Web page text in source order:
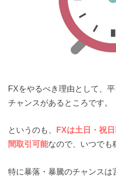
FXをやるべき理由として、
チャンスがあるところです。
というのも、 FXは土日・祝
間取引可能なので、いつでも
特に暴落・暴騰のチャンス